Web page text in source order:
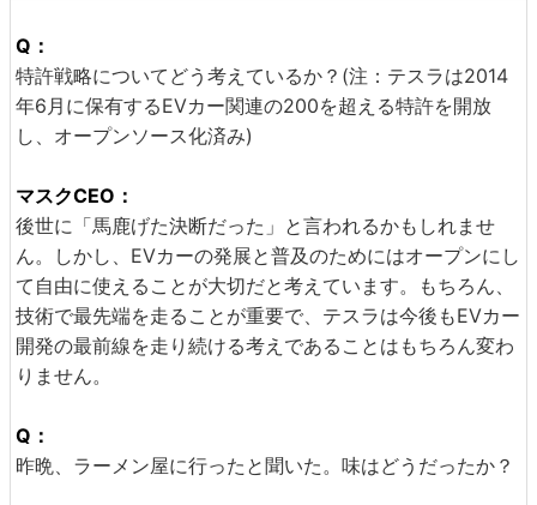
Q：
特許戦略についてどう考えているか？(注：テスラは2014
年6月に保有するEVカー関連の200を超える特許を開放
し、オープンソース化済み)
マスクCEO：
後世に「馬鹿げた決断だった」と言われるかもしれませ
ん。しかし、EVカーの発展と普及のためにはオープンにし
て自由に使えることが大切だと考えています。もちろん、
技術で最先端を走ることが重要で、テスラは今後もEVカー
開発の最前線を走り続ける考えであることはもちろん変わ
りません。
Q：
昨晩、ラーメン屋に行ったと聞いた。味はどうだったか？